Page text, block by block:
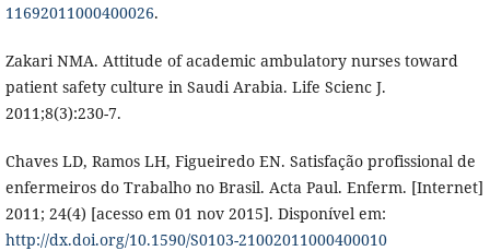
11692011000400026.
Zakari NMA. Attitude of academic ambulatory nurses toward
patient safety culture in Saudi Arabia. Life Scienc J.
2011;8(3):230-7.
Chaves LD, Ramos LH, Figueiredo EN. Satisfação profissional de
enfermeiros do Trabalho no Brasil. Acta Paul. Enferm. [Internet]
2011; 24(4) [acesso em 01 nov 2015]. Disponível em:
http://dx.doi.org/10.1590/S0103-21002011000400010